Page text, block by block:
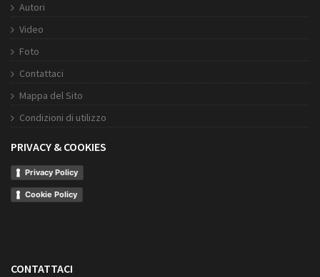
Autori
Video
Foto
Contattaci
Mappa del Sito
Condizioni di utilizzo
PRIVACY & COOKIES
Privacy Policy
Cookie Policy
CONTATTACI